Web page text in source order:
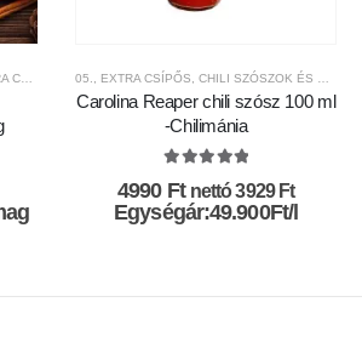
5.000FT-9.999FT KÖZÖTT AJÁNDÉK TERMÉKEK
05., EXTRA CSÍPŐS, CHILI SZÓSZOK ÉS KRÉMEK
Carolina Reaper chili szósz 100 ml
-Chilimánia
4990 Ft nettó3929 Ft
Egységár:49.900Ft/l